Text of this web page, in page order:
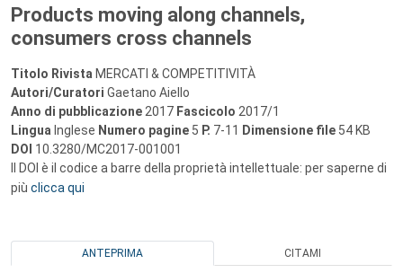
Products moving along channels,
consumers cross channels
Titolo Rivista MERCATI & COMPETITIVITÀ
Autori/Curatori Gaetano Aiello
Anno di pubblicazione 2017 Fascicolo 2017/1
Lingua Inglese Numero pagine 5 P. 7-11 Dimensione file 54 KB
DOI 10.3280/MC2017-001001
Il DOI è il codice a barre della proprietà intellettuale: per saperne di
più clicca qui
ANTEPRIMA CITAMI